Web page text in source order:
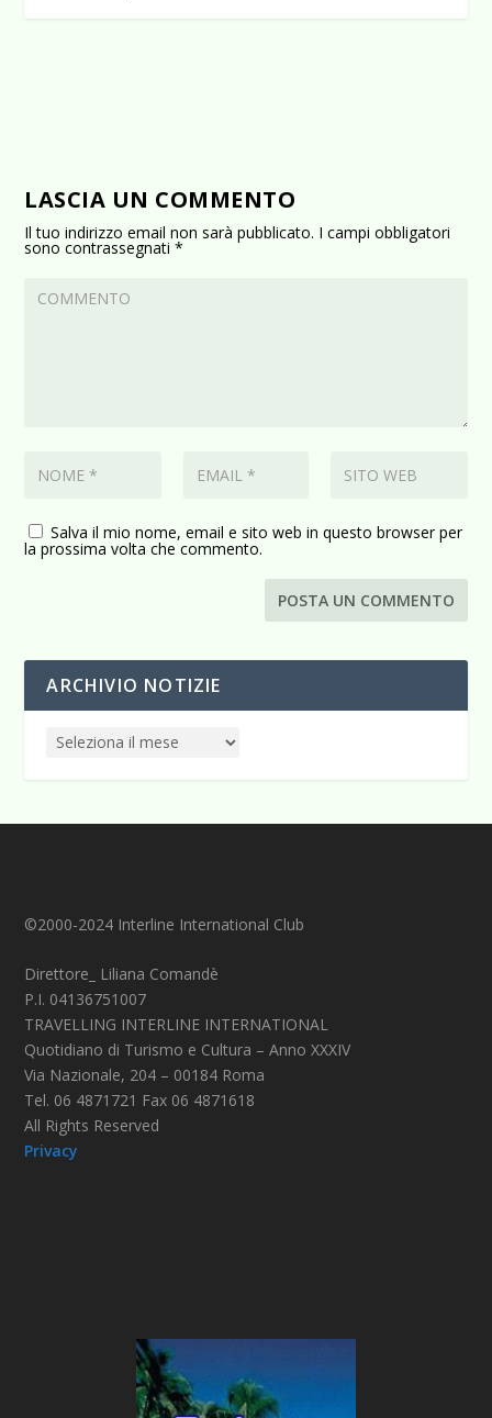
LASCIA UN COMMENTO
Il tuo indirizzo email non sarà pubblicato. I campi obbligatori
sono contrassegnati*
Salva il mio nome, email e sito web in questo browser per
la prossima volta che commento.
ARCHIVIO NOTIZIE
©2000-2024 Interline International Club
Direttore_ Liliana Comandè
P.I. 04136751007
TRAVELLING INTERLINE INTERNATIONAL
Quotidiano di Turismo e Cultura – Anno XXXIV
Via Nazionale, 204 – 00184 Roma
Tel. 06 4871721 Fax 06 4871618
All Rights Reserved
Privacy